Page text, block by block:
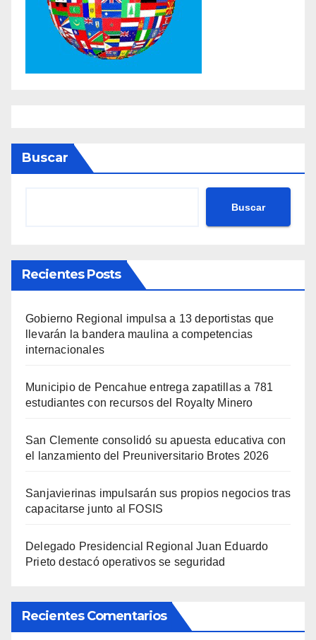
Buscar
Buscar
Recientes Posts
Gobierno Regional impulsa a 13 deportistas que
llevarán la bandera maulina a competencias
internacionales
Municipio de Pencahue entrega zapatillas a 781
estudiantes con recursos del Royalty Minero
San Clemente consolidó su apuesta educativa con
el lanzamiento del Preuniversitario Brotes 2026
Sanjavierinas impulsarán sus propios negocios tras
capacitarse junto al FOSIS
Delegado Presidencial Regional Juan Eduardo
Prieto destacó operativos se seguridad
Recientes Comentarios